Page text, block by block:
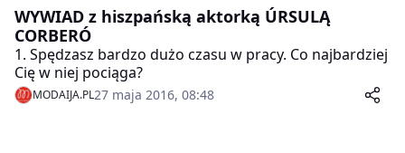
WYWIAD z hiszpańską aktorką ÚRSULĄ
CORBERÓ
1. Spędzasz bardzo dużo czasu w pracy. Co najbardziej
Cię w niej pociąga?
MODAIJA.PL27 maja 2016, 08:48